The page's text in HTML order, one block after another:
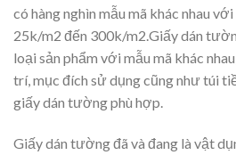
có hàng nghìn mẫu mã khác nhau
25k/m2 đến 300k/m2.Giấy dán
loại sản phẩm với mẫu mã khác
trí, mục đích sử dụng cũng như túi
giấy dán tường phù hợp.
Giấy dán tường đã và đang là vật